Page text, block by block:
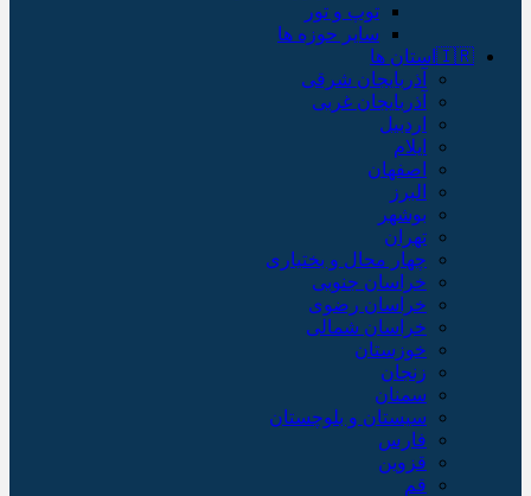
توپ و تور
سایر حوزه ها
🇮🇷استان ها
آذربایجان شرقی
آذربایجان غربی
اردبیل
ایلام
اصفهان
البرز
بوشهر
تهران
چهار محال و بختیاری
خراسان جنوبی
خراسان رضوی
خراسان شمالی
خوزستان
زنجان
سمنان
سیستان و بلوچستان
فارس
قزوین
قم